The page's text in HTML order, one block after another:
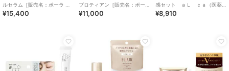
ルセラム［販売名：ポーラ WS
フェイシャルセ
¥15,400
プロティアン［販売名：ポー
ラ WRS セラム N
¥11,000
感セット ａＬ ｃａ（医薬
部外品）
¥8,910